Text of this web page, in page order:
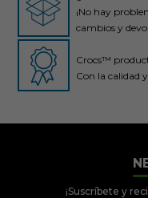
●
¡No hay
cambios y
Crocs™
Con la calidad
¡Suscríbete y